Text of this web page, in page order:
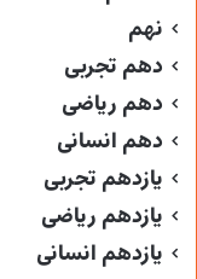
نهم
دهم تجربی
دهم ریاضی
دهم انسانی
یازدهم تجربی
یازدهم ریاضی
یازدهم انسانی